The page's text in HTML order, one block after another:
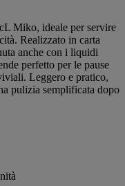
Miko, ideale per servire
Realizzato in carta
anche con i liquidi
perfetto per le pause
Leggero e pratico,
pulizia semplificata dopo